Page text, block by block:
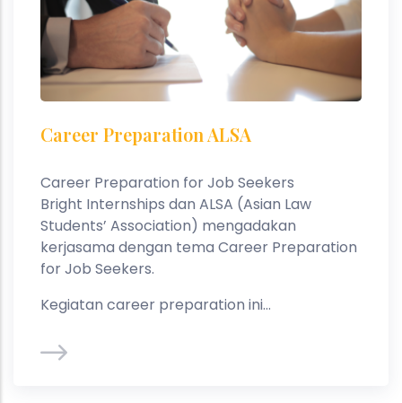
Career Preparation ALSA
Career Preparation for Job Seekers
Bright Internships dan ALSA (Asian Law
Students’ Association) mengadakan
kerjasama dengan tema Career Preparation
for Job Seekers.
Kegiatan career preparation ini...